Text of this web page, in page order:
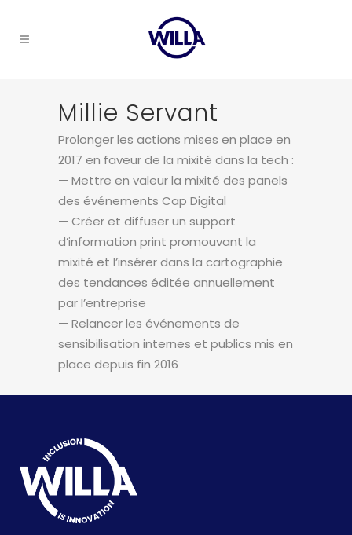
Millie Servant
Prolonger les actions mises en place en
2017 en faveur de la mixité dans la tech :
— Mettre en valeur la mixité des panels
des événements Cap Digital
— Créer et diffuser un support
d’information print promouvant la
mixité et l’insérer dans la cartographie
des tendances éditée annuellement
par l’entreprise
— Relancer les événements de
sensibilisation internes et publics mis en
place depuis fin 2016